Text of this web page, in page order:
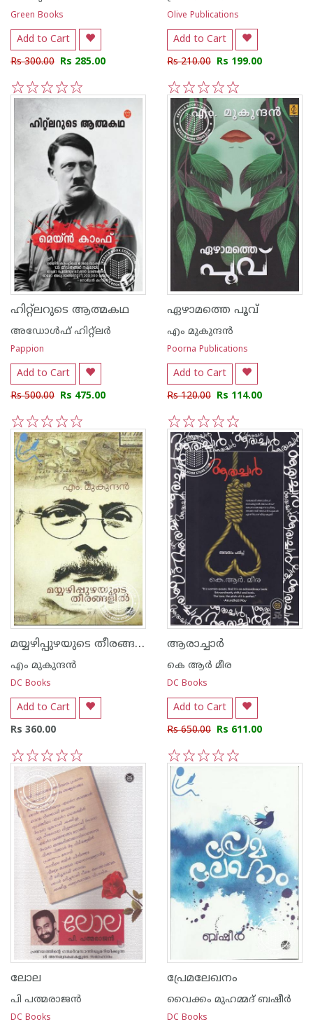
Green Books
Add to Cart
Rs 300.00 Rs 285.00
5
4
3
2
1
Olive Publications
Add to Cart
Rs 210.00 Rs 199.00
5
4
3
2
1
ഹിറ്റ്ലറുടെ ആത്മകഥ
അഡോള്‍ഫ് ഹിറ്റ്ലര്‍
Pappion
Add to Cart
Rs 500.00 Rs 475.00
5
4
3
2
1
ഏഴാമത്തെ പൂവ്
എം മുകുന്ദ‌ന്‍
Poorna Publications
Add to Cart
Rs 120.00 Rs 114.00
5
4
3
2
1
മയ്യഴിപ്പുഴയുടെ തീരങ്ങളില്‍
എം മുകുന്ദ‌ന്‍
DC Books
Add to Cart
Rs 360.00
5
4
3
2
1
ആരാച്ചാര്‍
കെ ആര്‍ മീര
DC Books
Add to Cart
Rs 650.00 Rs 611.00
2
1
ലോല
പി പത്മരാജന്‍
DC Books
പ്രേമലേഖനം
വൈക്കം മുഹമ്മദ് ബഷീര്‍
DC Books